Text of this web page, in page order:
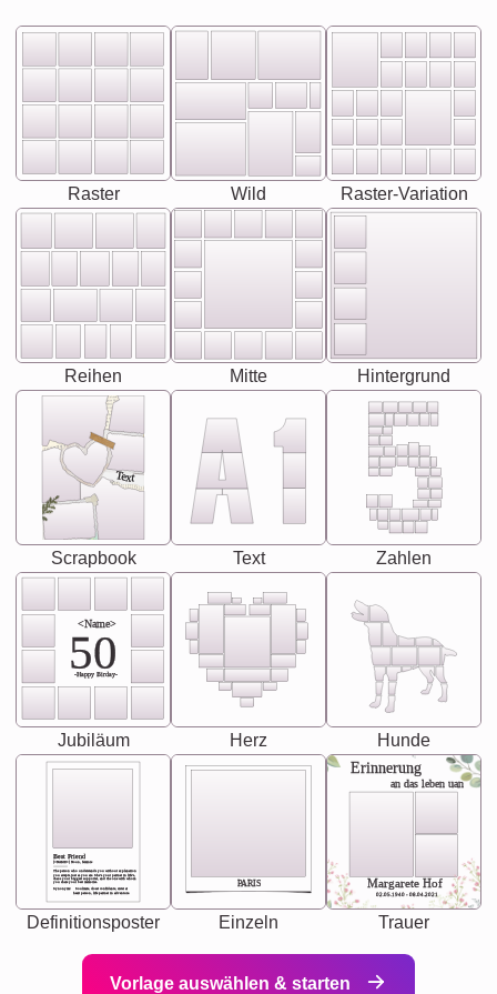
Raster Wild Raster-Variation
Reihen Mitte Hintergrund
Text
Scrapbook Text Zahlen
<Name>
50
-Happy Birday-
Jubiläum Herz Hunde
Best Friend
[<NAME>] Noun, feminie
Synonyms: Soulmate, closet confidante, sister at
heart person, life partner in adventure.
The person who understands you without explanation
you accepts just as you are. She's your partner in life's,
chaos your biggest supporter, and the one with whom
you share your best memories.
Definitionsposter
PARIS
Einzeln
Erinnerung
an das leben uan
Margarete Hof
02.05.1940 - 08.04.2021
Trauer
Vorlage auswählen & starten